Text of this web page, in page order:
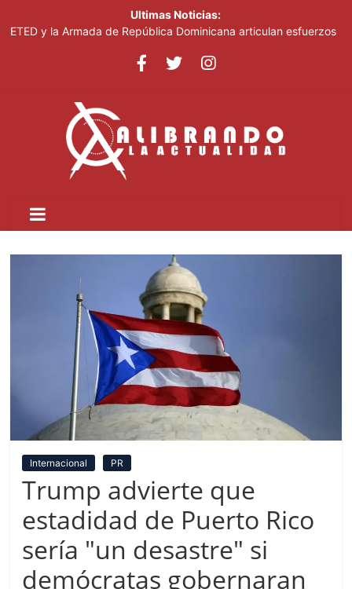
Ultimas Noticias:
ETED y la Armada de República Dominicana articulan esfuerzos
y fortalecimiento de capacidades
Ricardo de los Santos asegura el PRM saldrá fortalecido del
proceso interno para escoger nuevas autoridades
SNS fortalece atención materno-infantil y neonatal con nuevas
estrategias y avances en la Red Pública de Salud
Internacional PR
Trump advierte que
estadidad de Puerto Rico
sería "un desastre" si
demócratas gobernaran